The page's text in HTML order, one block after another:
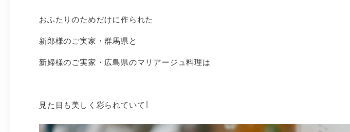
おふたりのためだけに作られた
新郎様のご実家・群馬県と
新婦様のご実家・広島県のマリアージュ料理は
見た目も美しく彩られていて⇩